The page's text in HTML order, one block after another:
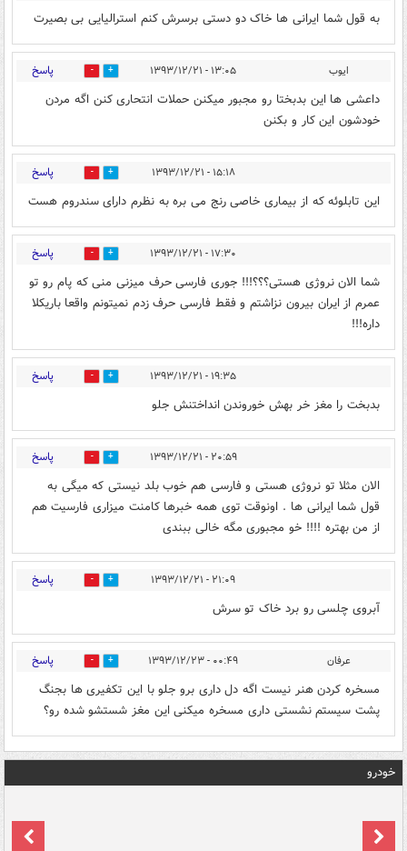
مقیم ایران
۱۲:۳۶ - ۱۳۹۳/۱۲/۲۱
به قول شما ایرانی ها خاک دو دستی برسرش کنم استرالیایی بی بصیرت
ایوب ۱۳:۰۵ - ۱۳۹۳/۱۲/۲۱ 1 پاسخ
داعشی ها این بدبختا رو مجبور میکنن حملات انتحاری کنن اگه مردن
خودشون این کار و بکنن
۱۵:۱۸ - ۱۳۹۳/۱۲/۲۱ 1 پاسخ
این تابلوئه که از بیماری خاصی رنج می بره به نظرم دارای سندروم هست
۱۷:۳۰ - ۱۳۹۳/۱۲/۲۱ 1 پاسخ
شما الان نروژی هستی؟؟؟!!! جوری فارسی حرف میزنی منی که پام رو تو
عمرم از ایران بیرون نزاشتم و فقط فارسی حرف زدم نمیتونم واقعا باریکلا
داره!!!
۱۹:۳۵ - ۱۳۹۳/۱۲/۲۱ 1 پاسخ
بدبخت را مغز خر بهش خوروندن انداختنش جلو
۲۰:۵۹ - ۱۳۹۳/۱۲/۲۱ 1 پاسخ
الان مثلا تو نروژی هستی و فارسی هم خوب بلد نیستی که میگی به
قول شما ایرانی ها . اونوقت توی همه خبرها کامنت میزاری فارسیت هم
از من بهتره !!!! خو مجبوری مگه خالی ببندی
۲۱:۰۹ - ۱۳۹۳/۱۲/۲۱ 1 پاسخ
آبروی چلسی رو برد خاک تو سرش
عرفان ۰۰:۴۹ - ۱۳۹۳/۱۲/۲۳ 1 پاسخ
مسخره کردن هنر نیست اگه دل داری برو جلو با این تکفیری ها بجنگ
پشت سیستم نشستی داری مسخره میکنی این مغز شستشو شده رو؟
خودرو